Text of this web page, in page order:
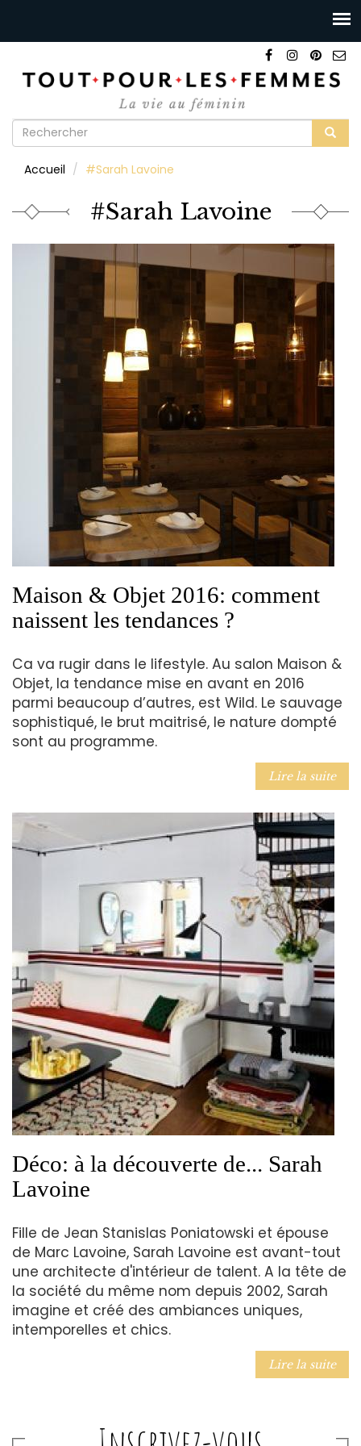
Formulaire
recherche
Accueil #Sarah Lavoine
#Sarah Lavoine
Maison & Objet 2016: comment
naissent les tendances ?
Ca va rugir dans le lifestyle. Au salon Maison &
Objet, la tendance mise en avant en 2016
parmi beaucoup d’autres, est Wild. Le sauvage
sophistiqué, le brut maitrisé, le nature dompté
sont au programme.
Lire la suite
Déco: à la découverte de... Sarah
Lavoine
Fille de Jean Stanislas Poniatowski et épouse
de Marc Lavoine, Sarah Lavoine est avant-tout
une architecte d'intérieur de talent. A la tête de
la société du même nom depuis 2002, Sarah
imagine et créé des ambiances uniques,
intemporelles et chics.
Lire la suite